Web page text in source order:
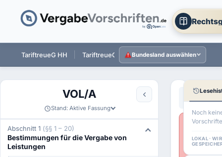
TariftreueG HH TariftreueG NI TariftreueG HE
Bundesland auswählen
VOL/A
Stand: Aktive Fassung
Abschnitt 1 (§§ 1 – 20)
Bestimmungen für die Vergabe von
Leistungen
Aa
VOL/A
Noch
LOKAL ·